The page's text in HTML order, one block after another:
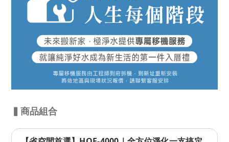
▍商品組合